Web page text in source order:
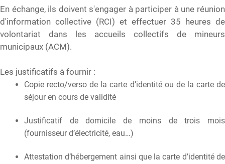
En échange, ils doivent s'engager à participer à une réunion
d'information collective (RCI) et effectuer 35 heures de
volontariat dans les accueils collectifs de mineurs
municipaux (ACM).
Les justificatifs à fournir :
Copie recto/verso de la carte d’identité ou de la carte de
séjour en cours de validité
Justificatif de domicile de moins de trois mois
(fournisseur d’électricité, eau…)
Attestation d’hébergement ainsi que la carte d’identité de